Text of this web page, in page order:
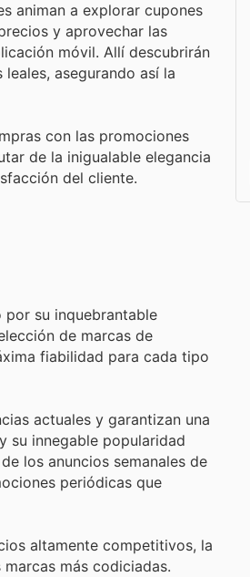
animan a explorar cupones
y aprovechar las
móvil. Allí descubrirán
asegurando así la
con las promociones
de la inigualable elegancia
del cliente.
por su inquebrantable
de marcas de
fiabilidad para cada tipo
actuales y garantizan una
su innegable popularidad
los anuncios semanales de
periódicas que
altamente competitivos, la
más codiciadas.